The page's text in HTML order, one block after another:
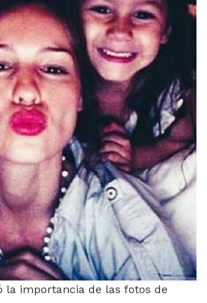
la importancia de las fotos de